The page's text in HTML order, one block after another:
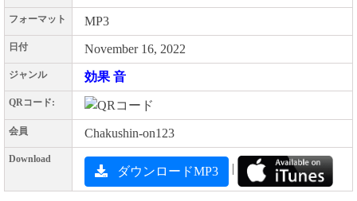
フォーマット MP3
日付 November 16, 2022
ジャンル 効果 音
QRコード:
会員 Chakushin-on123
Download
ダウンロードMP3 |